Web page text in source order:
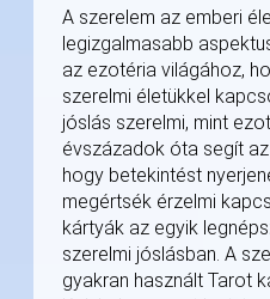
A szerelem az emberi
legizgalmasabb
az ezotéria világához,
szerelmi életükkel
jóslás szerelmi, mint
évszázadok óta segít
hogy betekintést
megértsék érzelmi
kártyák az egyik
szerelmi jóslásban. A
gyakran használt Tarot